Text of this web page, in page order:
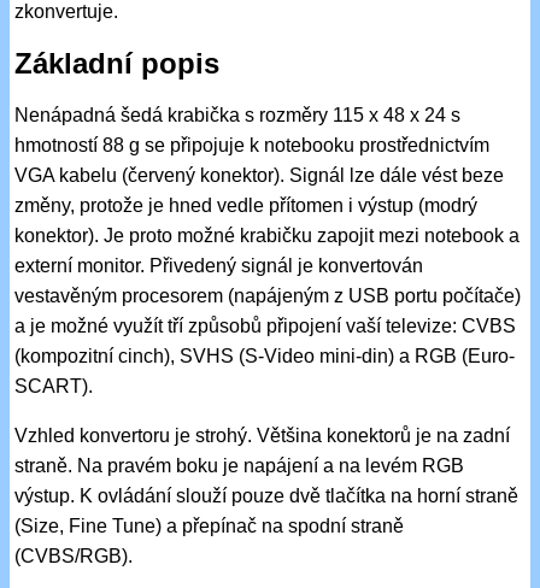
zkonvertuje.
Základní popis
Nenápadná šedá krabička s rozměry 115 x 48 x 24 s
hmotností 88 g se připojuje k notebooku prostřednictvím
VGA kabelu (červený konektor). Signál lze dále vést beze
změny, protože je hned vedle přítomen i výstup (modrý
konektor). Je proto možné krabičku zapojit mezi notebook a
externí monitor. Přivedený signál je konvertován
vestavěným procesorem (napájeným z USB portu počítače)
a je možné využít tří způsobů připojení vaší televize: CVBS
(kompozitní cinch), SVHS (S-Video mini-din) a RGB (Euro-
SCART).
Vzhled konvertoru je strohý. Většina konektorů je na zadní
straně. Na pravém boku je napájení a na levém RGB
výstup. K ovládání slouží pouze dvě tlačítka na horní straně
(Size, Fine Tune) a přepínač na spodní straně
(CVBS/RGB).